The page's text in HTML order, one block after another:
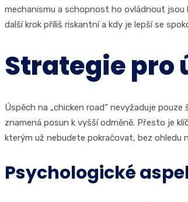
mechanismu a schopnost ho ovládnout
další krok příliš riskantní a kdy je lepší se
Strategie pro
Úspěch na „chicken road“ nevyžaduje
znamená posun k vyšší odměně. Přesto je
kterým už nebudete pokračovat, bez
Psychologické